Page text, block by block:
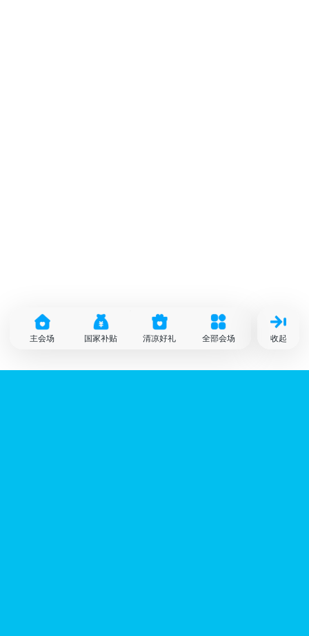
主会场 国家补贴 清凉好礼 全部会场 收起